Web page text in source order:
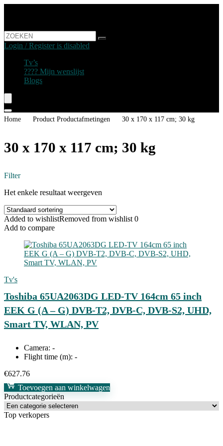
Login / Register is disabled
Tv’s
???? Mijn wenslijst
Blogs
Home Product Productafmetingen ‎30 x 170 x 117 cm; 30 kg
‎30 x 170 x 117 cm; 30 kg
Filter
Het enkele resultaat weergeven
Added to wishlistRemoved from wishlist 0
Add to compare
Tv's
Toshiba 65UA2063DG LED-TV 164cm 65 inch
EEK G (A – G) DVB-T2, DVB-C, DVB-S2, UHD,
Smart TV, WLAN, PV
Camera: -
Flight time (m): -
€627.76
Toevoegen aan winkelwagen
Productcategorieën
Top verkopers